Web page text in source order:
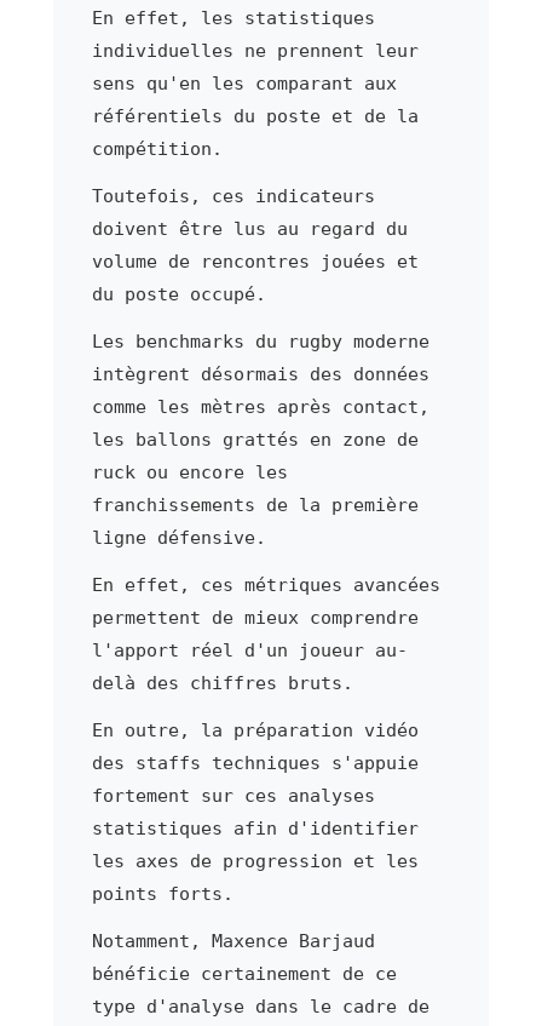
En effet, les statistiques
individuelles ne prennent leur
sens qu'en les comparant aux
référentiels du poste et de la
compétition.
Toutefois, ces indicateurs
doivent être lus au regard du
volume de rencontres jouées et
du poste occupé.
Les benchmarks du rugby moderne
intègrent désormais des données
comme les mètres après contact,
les ballons grattés en zone de
ruck ou encore les
franchissements de la première
ligne défensive.
En effet, ces métriques avancées
permettent de mieux comprendre
l'apport réel d'un joueur au-
delà des chiffres bruts.
En outre, la préparation vidéo
des staffs techniques s'appuie
fortement sur ces analyses
statistiques afin d'identifier
les axes de progression et les
points forts.
Notamment, Maxence Barjaud
bénéficie certainement de ce
type d'analyse dans le cadre de